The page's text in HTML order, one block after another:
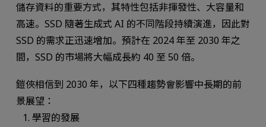
儲存資料的重要方式，其特性包括非揮發性、大容量和
高速。SSD 隨著生成式 AI 的不同階段持續演進，因此對
SSD 的需求正迅速增加。預計在 2024 年至 2030 年之
間，SSD 的市場將大幅成長約 40 至 50 倍。
鎧俠相信到 2030 年，以下四種趨勢會影響中長期的前
景展望：
學習的發展